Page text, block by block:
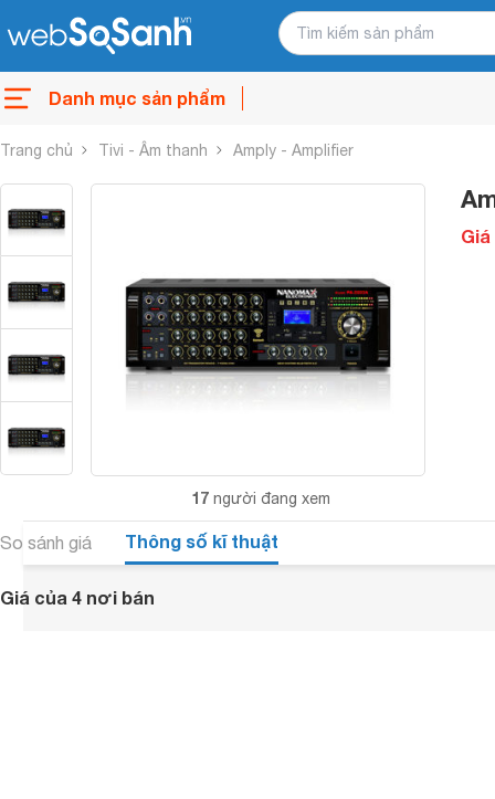
Danh mục sản phẩm
Trang chủ Tivi - Âm thanh Amply - Amplifier
17 người đang xem
Giá
So sánh giá Thông số kĩ thuật
Giá của 4 nơi bán